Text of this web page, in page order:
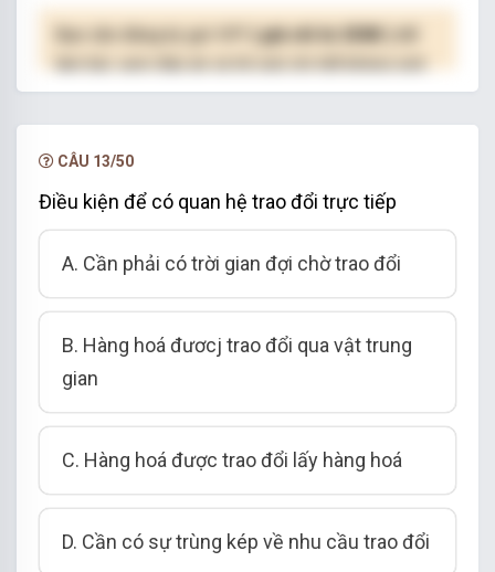
( giá chỉ từ 250K )
hạn.
CÂU 13/50
Điều kiện để có quan hệ trao đổi trực tiếp
A. Cần phải có trời gian đợi chờ trao đổi
B. Hàng hoá đươcj trao đổi qua vật trung
gian
C. Hàng hoá được trao đổi lấy hàng hoá
D. Cần có sự trùng kép về nhu cầu trao đổi